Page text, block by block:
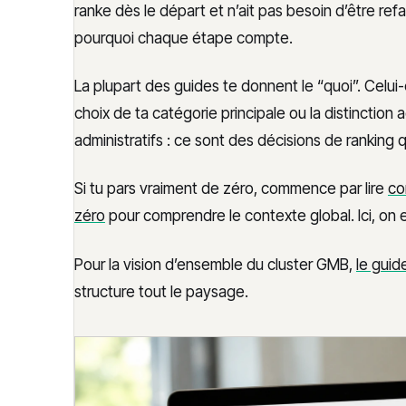
Calculateur coût site dormant
ranke dès le départ et n’ait pas besoin d’être
pourquoi chaque étape compte.
La plupart des guides te donnent le “quoi”.
choix de ta catégorie principale ou la distinction
administratifs : ce sont des décisions de
Si tu pars vraiment de zéro, commence par lire
zéro pour comprendre le contexte global. Ici, on
Pour la vision d’ensemble du cluster GMB, le
structure tout le paysage.